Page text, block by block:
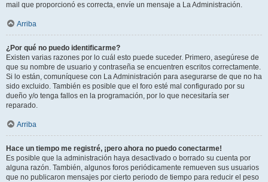
mail que proporcionó es correcta, envíe un mensaje a La Administración.
Arriba
¿Por qué no puedo identificarme?
Existen varias razones por lo cuál esto puede suceder. Primero, asegúrese de
que su nombre de usuario y contraseña se encuentren escritos correctamente.
Si lo están, comuníquese con La Administración para asegurarse de que no ha
sido excluido. También es posible que el foro esté mal configurado por su
dueño y/o tenga fallos en la programación, por lo que necesitaría ser
reparado.
Arriba
Hace un tiempo me registré, ¡pero ahora no puedo conectarme!
Es posible que la administración haya desactivado o borrado su cuenta por
alguna razón. También, algunos foros periódicamente remueven sus usuarios
que no publicaron mensajes por cierto periodo de tiempo para reducir el peso